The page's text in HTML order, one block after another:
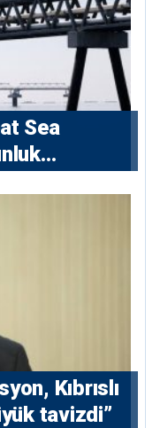
Sea
Kıbrıslı
tavizdi”